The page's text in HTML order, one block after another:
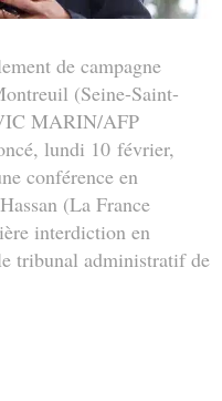
de campagne
(Seine-Saint-
MARIN/AFP
lundi 10 février,
conférence en
(La France
interdiction en
tribunal administratif de